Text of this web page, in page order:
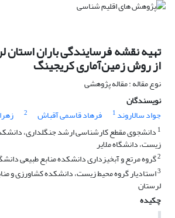
تهیه نقشه فرسایندگی باران استان
از روش زمین‌آماری کریجینگ
نوع مقاله : مقاله پژوهشی
نویسندگان
جواد سالاروند 1 فرهاد قاسمی آقباش 2
1 دانشجوی مقطع کارشناسی ارشد جنگلداری،
زیست، دانشگاه ملایر
2گروه مرتع و آبخیزداری دانشکده منابع طبیعی
3استادیار گروه محیط زیست، دانشکده کشاورزی و
لرستان
چکیده